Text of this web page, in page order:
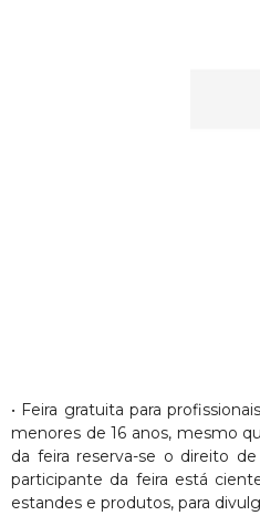
• Feira gratuita para
menores de 16 anos, mesmo
da feira reserva-se o direito
participante da feira está
estandes e produtos, para